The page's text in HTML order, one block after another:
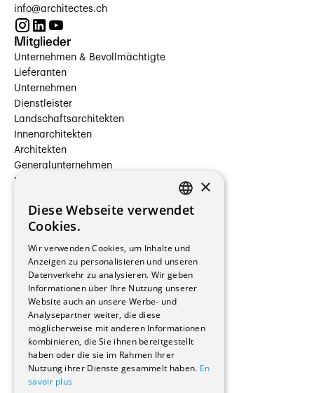
info@architectes.ch
Mitglieder
Unternehmen & Bevollmächtigte
Lieferanten
Unternehmen
Dienstleister
Landschaftsarchitekten
Innenarchitekten
Architekten
Generalunternehmen
Beauftragte Unternehmen
Hersteller/Lieferanten
Bauherrschaften
Immobilienverwaltungsgesellschaften
Stockwerkeigentum
Reportagen
Wohnungen
Renovierungen
Innere Umbauten
Gastgewerbe und Tourismus
Verwaltungsgebäude und Geschäfte
Schuleinrichtungen
Medizinische Einrichtungen
FRENCH
×
Diese Webseite verwendet
Cookies.
Wir verwenden Cookies, um Inhalte und
Anzeigen zu personalisieren und unseren
Datenverkehr zu analysieren. Wir geben
Informationen über Ihre Nutzung unserer
Website auch an unsere Werbe- und
Analysepartner weiter, die diese
möglicherweise mit anderen Informationen
kombinieren, die Sie ihnen bereitgestellt
haben oder die sie im Rahmen Ihrer
Nutzung ihrer Dienste gesammelt haben. En
savoir plus